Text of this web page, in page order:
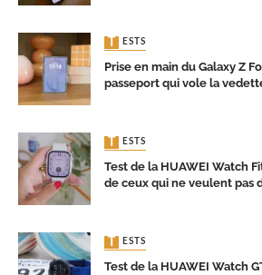
TESTS
Prise en main du Galaxy Z
passeport qui vole la
TESTS
Test de la HUAWEI Watch
de ceux qui ne veulent pas
TESTS
Test de la HUAWEI Watch